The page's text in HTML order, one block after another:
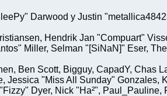
Darwood y Justin
Hendrik Jan "Compuart"
Miller, Selman "[SiNaN]" Eser,
Ben Scott, Bigguy, CapadY, Chas
Jessica "Miss All Sunday" Gonzales,
Dyer, Nick "Ha²",